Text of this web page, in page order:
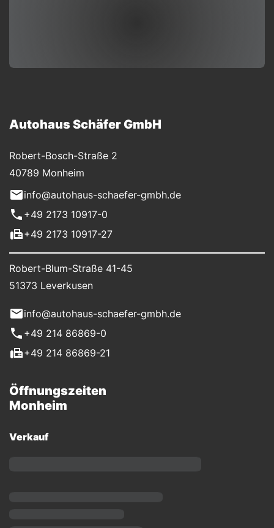
Autohaus Schäfer GmbH
Robert-Bosch-Straße 2
40789 Monheim
info@autohaus-schaefer-gmbh.de
+49 2173 10917-0
+49 2173 10917-27
Robert-Blum-Straße 41-45
51373 Leverkusen
info@autohaus-schaefer-gmbh.de
+49 214 86869-0
+49 214 86869-21
Öffnungszeiten
Monheim
Verkauf